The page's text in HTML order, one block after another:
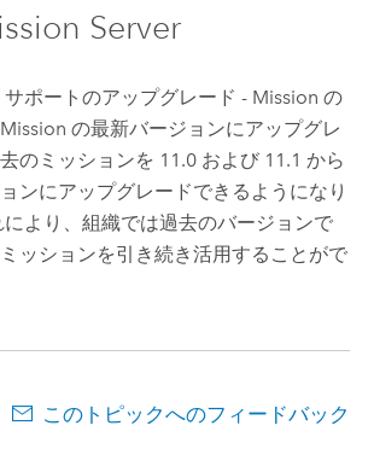
Server
サポートのアップグレード - Mission の
Mission の最新バージョンにアップグレ
のミッションを 11.0 および 11.1 から
ンにアップグレードできるようになり
により、組織では過去のバージョンで
ッションを引き続き活用することがで
このトピックへのフィードバック